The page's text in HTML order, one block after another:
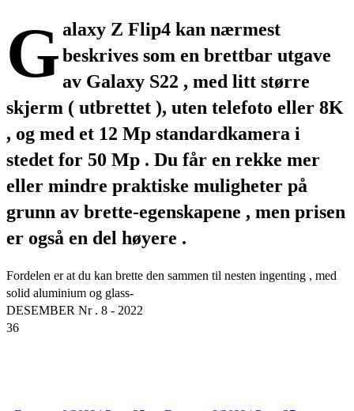
Galaxy Z Flip4 kan nærmest
beskrives som en brettbar utgave
av Galaxy S22 , med litt større
skjerm ( utbrettet ), uten telefoto eller 8K
, og med et 12 Mp standardkamera i
stedet for 50 Mp . Du får en rekke mer
eller mindre praktiske muligheter på
grunn av brette-egenskapene , men prisen
er også en del høyere .
Fordelen er at du kan brette den sammen til nesten ingenting , med
solid aluminium og glass-
DESEMBER Nr . 8 - 2022
36